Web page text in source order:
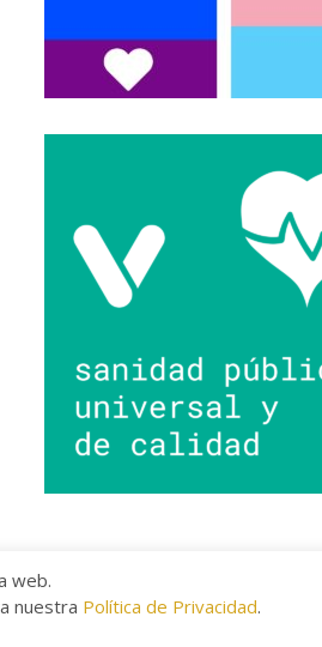
web.
nuestra Política de Privacidad.